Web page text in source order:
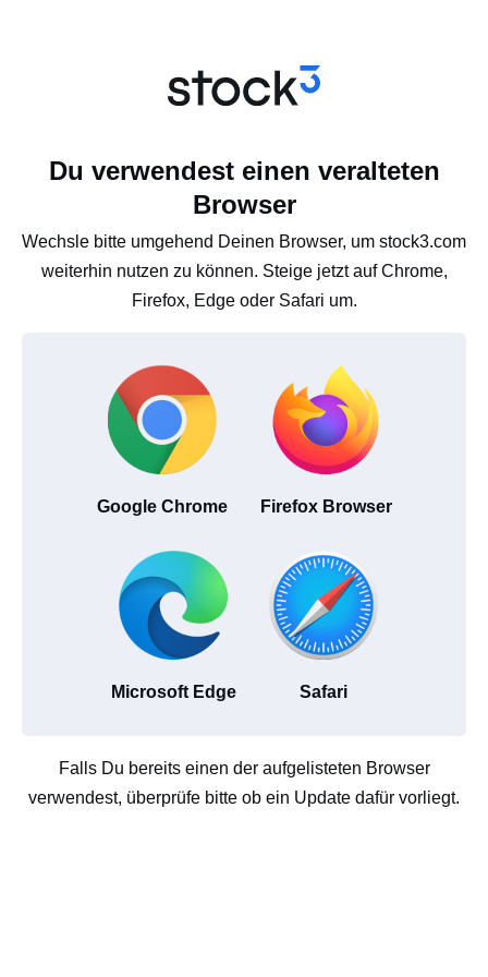
Du verwendest einen veralteten
Browser
Wechsle bitte umgehend Deinen Browser, um stock3.com
weiterhin nutzen zu können. Steige jetzt auf Chrome,
Firefox, Edge oder Safari um.
Google Chrome Firefox Browser
Microsoft Edge Safari
Falls Du bereits einen der aufgelisteten Browser
verwendest, überprüfe bitte ob ein Update dafür vorliegt.